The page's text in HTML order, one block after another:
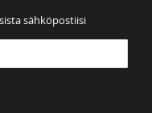
sähköpostiisi